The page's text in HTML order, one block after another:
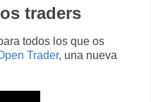
traders
todos los que os
Trader, una nueva